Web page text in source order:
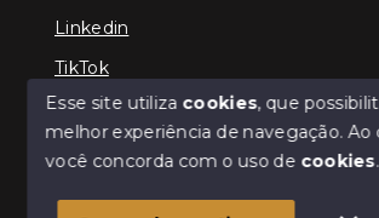
Olá! Estamos disponíveis
Linkedin
TikTok
© Copyright 2026 - TEFE IMÓVEIS -
Esse site utiliza cookies, que
melhor experiência de navegação.Ao
você concorda com o uso de cookies.